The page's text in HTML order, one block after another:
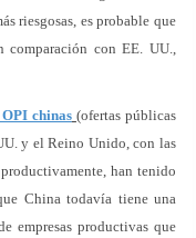
riesgosas, es probable que
comparación con EE. UU.,
chinas (ofertas públicas
y el Reino Unido, con las
han tenido
China todavía tiene una
empresas productivas que